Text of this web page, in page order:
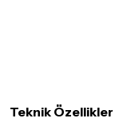
Teknik Özellikler